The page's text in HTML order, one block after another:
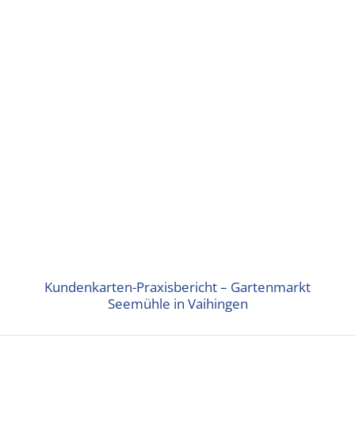
Kundenkarten-Praxisbericht – Gartenmarkt
Seemühle in Vaihingen